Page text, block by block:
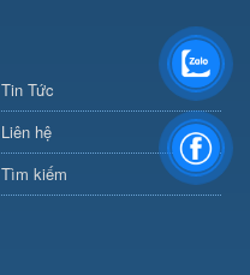
Tin Tức
Liên hệ
Tìm kiếm